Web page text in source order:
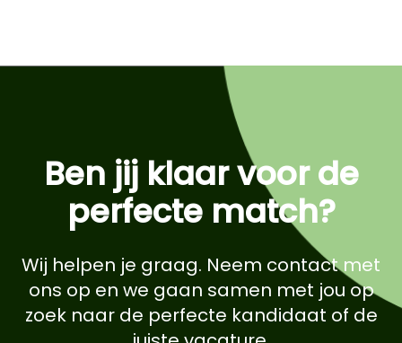
Ben jij klaar voor de
perfecte match?
Wij helpen je graag. Neem contact met
ons op en we gaan samen met jou op
zoek naar de perfecte kandidaat of de